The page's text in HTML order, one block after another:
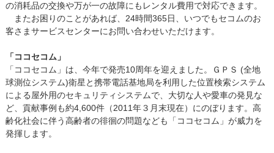
の消耗品の交換や万が一の故障にもレンタル費用で対応できます。
またお困りのことがあれば、24時間365日、いつでもセコムのお
客さまサービスセンターにお問い合わせいただけます。
「ココセコム」
「ココセコム」は、今年で発売10周年を迎えました。ＧＰＳ (全地
球測位システム)衛星と携帯電話基地局を利用した位置検索システム
による屋外用のセキュリティシステムで、大切な人や愛車の発見な
ど、貢献事例も約4,600件（2011年３月末現在）にのぼります。高
齢化社会に伴う高齢者の徘徊の問題なども「ココセコム」が威力を
発揮します。